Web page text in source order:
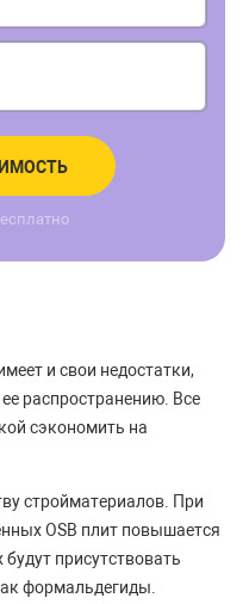
и свои недостатки,
распространению. Все
сэкономить на
стройматериалов. При
OSB плит повышается
будут присутствовать
формальдегиды.